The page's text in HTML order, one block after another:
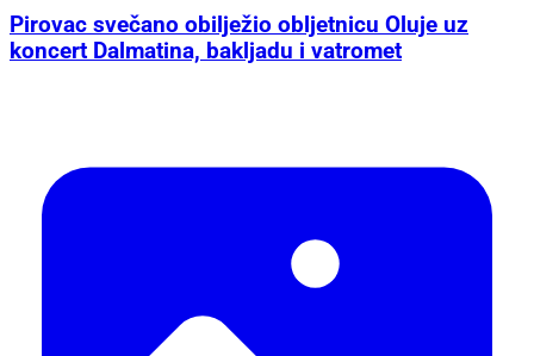
Pirovac svečano obilježio obljetnicu Oluje uz
koncert Dalmatina, bakljadu i vatromet